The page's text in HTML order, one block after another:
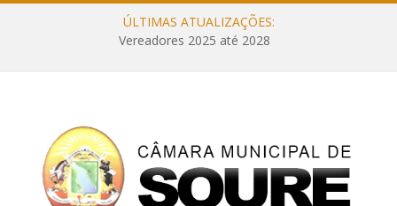
ÚLTIMAS ATUALIZAÇÕES:
Vereadores 2025 até 2028